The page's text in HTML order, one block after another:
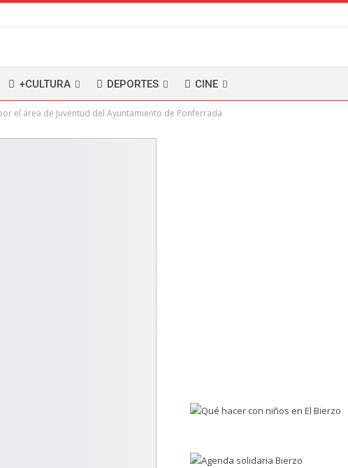
+CULTURA DEPORTES CINE
el área de Juventud del Ayuntamiento de Ponferrada